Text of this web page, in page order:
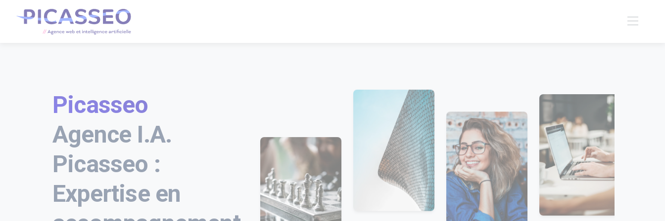
Picasseo
Agence I.A.
Picasseo :
Expertise en